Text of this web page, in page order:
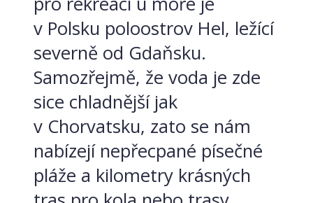
v Polsku poloostrov Hel, ležící
severně od Gdaňsku.
Samozřejmě, že voda je zde
sice chladnější jak
v Chorvatsku, zato se nám
nabízejí nepřecpané písečné
pláže a kilometry krásných